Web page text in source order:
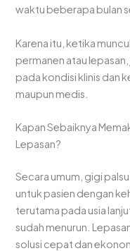
waktu beberapa bulan
Karena itu, ketika
permanen atau
pada kondisi klinis dan
maupun medis.
Kapan Sebaiknya
Lepasan?
Secara umum, gigi
untuk pasien dengan
terutama pada usia
sudah menurun.
solusi cepat dan